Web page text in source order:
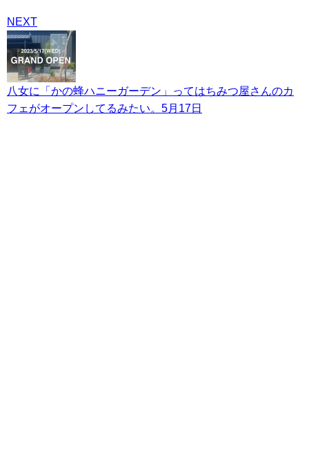
NEXT
八女に「かの蜂ハニーガーデン」ってはちみつ屋さんのカ
フェがオープンしてるみたい。5月17日